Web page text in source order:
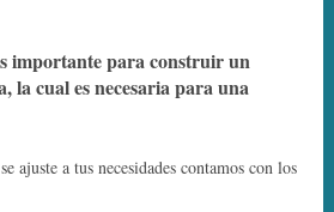
importante para construir un
la cual es necesaria para una
ajuste a tus necesidades contamos con los